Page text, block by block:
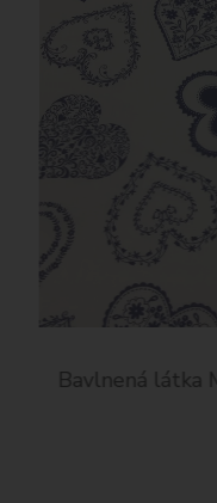
látka Modré veľké